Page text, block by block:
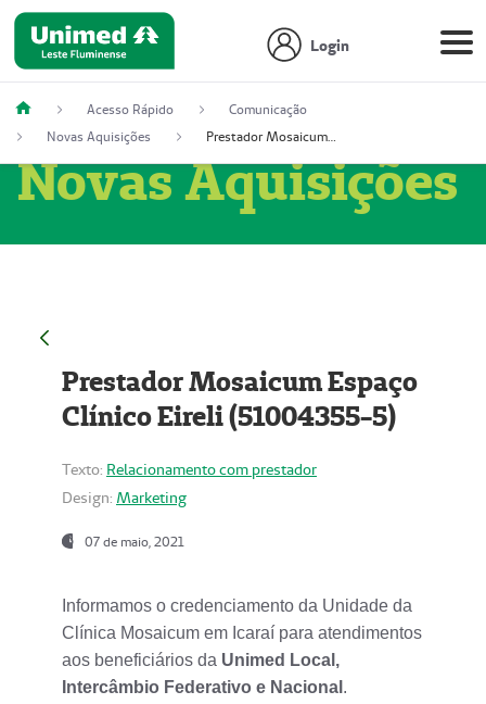
Login
Acesso Rápido
Comunicação
Novas Aquisições
Prestador Mosaicum Espaço Clínico Eireli (51004355-5)
Novas Aquisições
Prestador Mosaicum Espaço
Clínico Eireli (51004355-5)
Texto: Relacionamento com prestador
Design: Marketing
07 de maio, 2021
Informamos o credenciamento da Unidade da
Clínica Mosaicum em Icaraí para atendimentos
aos beneficiários da Unimed Local,
Intercâmbio Federativo e Nacional .